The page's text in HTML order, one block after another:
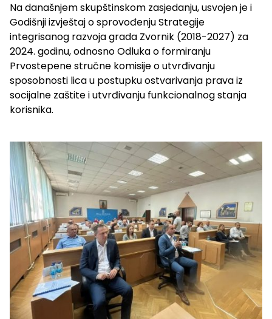
Na današnjem skupštinskom zasjedanju, usvojen je i
Godišnji izvještaj o sprovođenju Strategije
integrisanog razvoja grada Zvornik (2018-2027) za
2024. godinu, odnosno Odluka o formiranju
Prvostepene stručne komisije o utvrđivanju
sposobnosti lica u postupku ostvarivanja prava iz
socijalne zaštite i utvrđivanju funkcionalnog stanja
korisnika.